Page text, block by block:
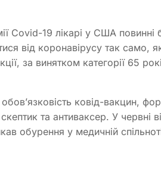
Covid-19 лікарі у США повинні
від коронавірусу так само,
за винятком категорії 65
ковід-вакцин,
та антиваксер. У червні
обурення у медичній